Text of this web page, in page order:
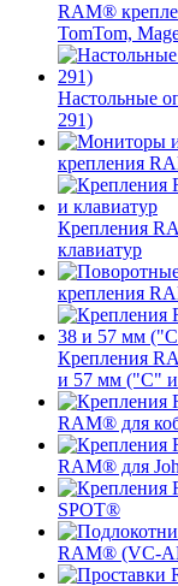
RAM®
TomTom,
Настольные
291)
крепления
Крепления
клавиатур
крепления
Крепления
и 57 мм ("C"
RAM® для
RAM® для
SPOT®
RAM® (VC-